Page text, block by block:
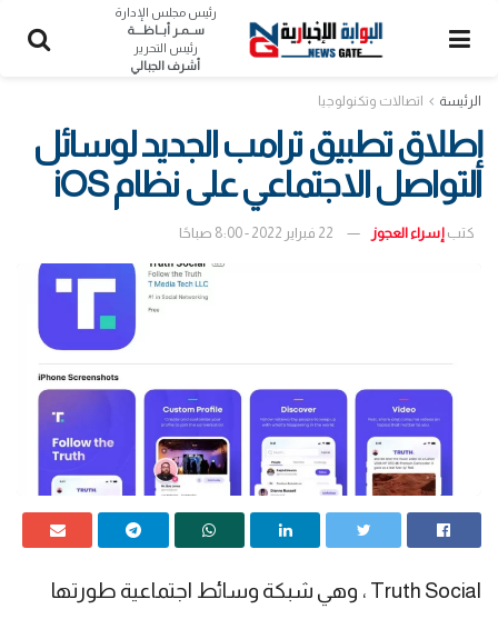
رئيس مجلس الإدارة
ســمـر أبــاظــــة
رئيس التحرير
أشرف الجبالي
الرئيسة اتصالات وتكنولوجيا
إطلاق تطبيق ترامب الجديد لوسائل
التواصل الاجتماعي على نظام iOS
كتب إسراء العجوز 22 فبراير 2022 - 8:00 صباحًا
Truth Social ، وهي شبكة وسائط اجتماعية طورتها